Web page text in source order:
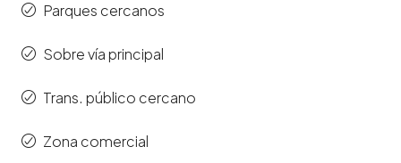
Parques cercanos
Sobre vía principal
Trans. público cercano
Zona comercial